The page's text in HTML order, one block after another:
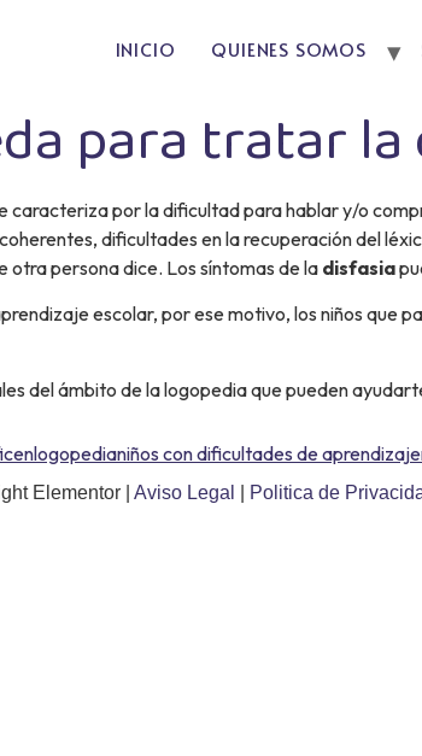
INICIO QUIENES SOMOS
para tratar la
caracteriza por la dificultad para hablar y/o
dificultades en la recuperación del
persona dice. Los síntomas de la disfasia
escolar, por ese motivo, los niños que
del ámbito de la logopedia que pueden
logopedianiños con dificultades de aprendizaje
Elementor | Aviso Legal Politica de